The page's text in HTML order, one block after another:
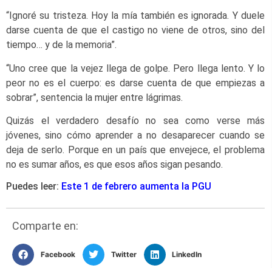
“Ignoré su tristeza. Hoy la mía también es ignorada. Y duele
darse cuenta de que el castigo no viene de otros, sino del
tiempo… y de la memoria”.
“Uno cree que la vejez llega de golpe. Pero llega lento. Y lo
peor no es el cuerpo: es darse cuenta de que empiezas a
sobrar”, sentencia la mujer entre lágrimas.
Quizás el verdadero desafío no sea como verse más
jóvenes, sino cómo aprender a no desaparecer cuando se
deja de serlo. Porque en un país que envejece, el problema
no es sumar años, es que esos años sigan pesando.
Puedes leer: Este 1 de febrero aumenta la PGU
Comparte en:
Facebook Twitter LinkedIn